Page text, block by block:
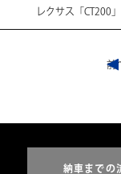
レクサス「CT200
納車までの